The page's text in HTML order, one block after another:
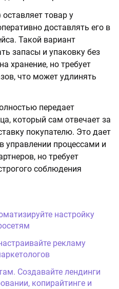
оставляет товар у
доставлять его в
Такой вариант
запасы и упаковку без
хранение, но требует
что может удлинять
передает
который сам отвечает за
покупателю. Это дает
управлении процессами и
но требует
соблюдения
настройку
рекламу
Создавайте лендинги
копирайтинге и